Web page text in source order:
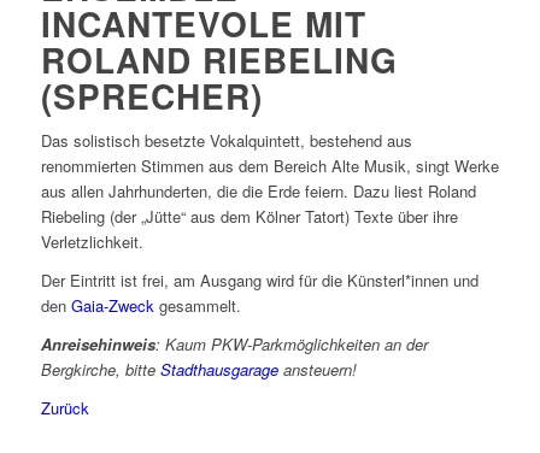
INCANTEVOLE MIT
ROLAND RIEBELING
(SPRECHER)
Das solistisch besetzte Vokalquintett, bestehend aus
renommierten Stimmen aus dem Bereich Alte Musik, singt Werke
aus allen Jahrhunderten, die die Erde feiern. Dazu liest Roland
Riebeling (der „Jütte“ aus dem Kölner Tatort) Texte über ihre
Verletzlichkeit.
Der Eintritt ist frei, am Ausgang wird für die Künsterl*innen und
den Gaia-Zweckgesammelt.
Anreisehinweis: Kaum PKW-Parkmöglichkeiten an der
Bergkirche, bitte Stadthausgarageansteuern!
Zurück